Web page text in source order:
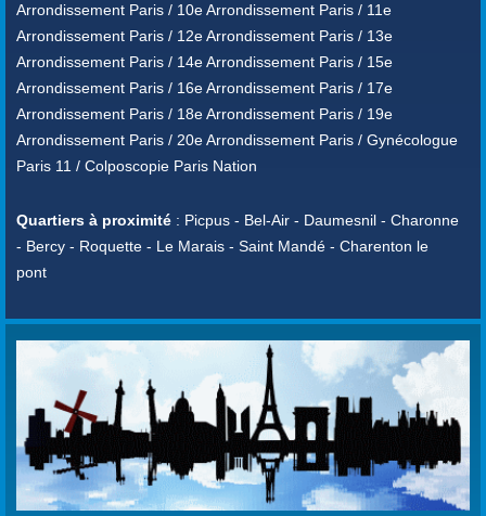
Arrondissement Paris / 10e Arrondissement Paris / 11e
Arrondissement Paris / 12e Arrondissement Paris / 13e
Arrondissement Paris / 14e Arrondissement Paris / 15e
Arrondissement Paris / 16e Arrondissement Paris / 17e
Arrondissement Paris / 18e Arrondissement Paris / 19e
Arrondissement Paris / 20e Arrondissement Paris / Gynécologue
Paris 11 / Colposcopie Paris Nation
Quartiers à proximité : Picpus - Bel-Air - Daumesnil - Charonne
- Bercy - Roquette - Le Marais - Saint Mandé - Charenton le
pont